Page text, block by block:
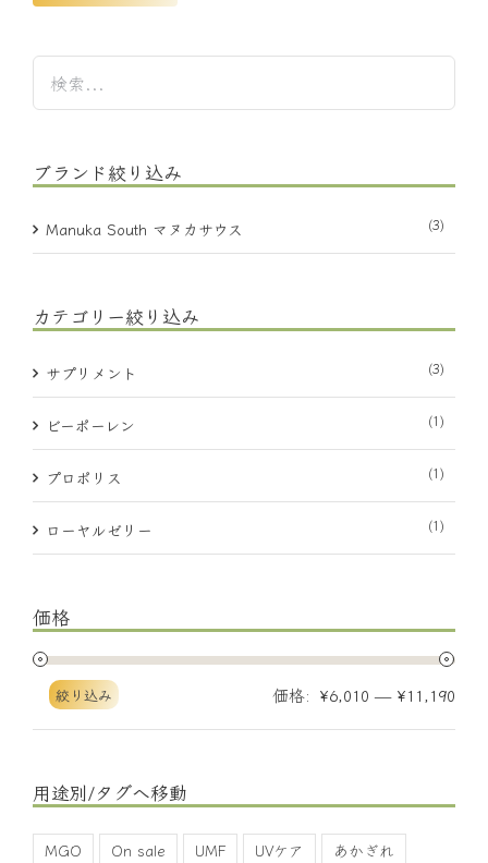
ブランド絞り込み
Manuka South マヌカサウス (3)
カテゴリー絞り込み
サプリメント (3)
ビーポーレン (1)
プロポリス (1)
ローヤルゼリー (1)
価格
絞り込み 価格: ¥6,010 — ¥11,190
用途別/タグへ移動
MGO On sale UMF UVケア
あかぎれ